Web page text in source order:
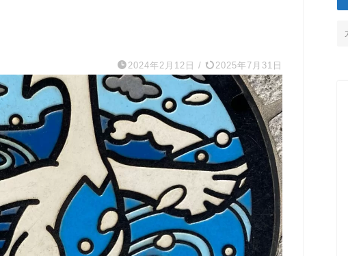
2024年2月12日 / 2025年7月31日